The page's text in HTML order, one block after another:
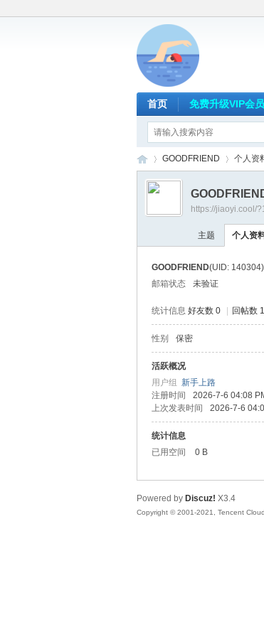
首页 免费升级VIP会员
网
›
GOODFRIEND 个人资
https://jiaoyi.cool/
主题 个人资
GOODFRIEND(UID: 140304)
邮箱状态
未验证
统计信息 好友数 0 回帖数 1
性别 保密
活跃概况
用户组 新手上路
注册时间
2026-7-6 04:08
上次发表时间
2026-7-6
统计信息
已用空间
0 B
Powered by Discuz! X3.4
Copyright © 2001-2021, Tencent Cloud.